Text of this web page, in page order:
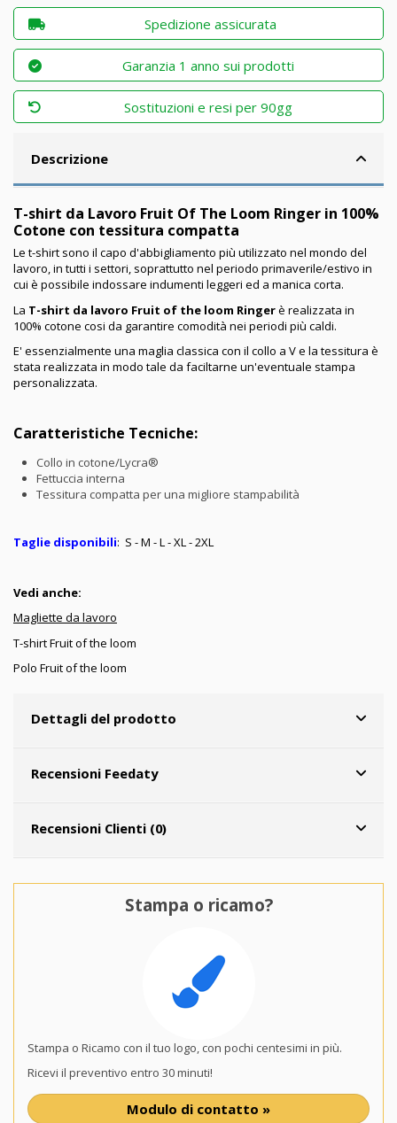
Spedizione assicurata
Garanzia 1 anno sui prodotti
Sostituzioni e resi per 90gg
Descrizione
T-shirt da Lavoro Fruit Of The Loom Ringer in 100%
Cotone con tessitura compatta
Le t-shirt sono il capo d'abbigliamento più utilizzato nel mondo del
lavoro, in tutti i settori, soprattutto nel periodo primaverile/estivo in
cui è possibile indossare indumenti leggeri ed a manica corta.
La T-shirt da lavoro Fruit of the loom Ringerè realizzata in
100% cotone cosi da garantire comodità nei periodi più caldi.
E' essenzialmente una maglia classica con il collo a V e la tessitura è
stata realizzata in modo tale da faciltarne un'eventuale stampa
personalizzata.
Caratteristiche Tecniche:
Collo in cotone/Lycra®
Fettuccia interna
Tessitura compatta per una migliore stampabilità
Taglie disponibili: S - M - L - XL - 2XL
Vedi anche:
Magliette da lavoro
T-shirt Fruit of the loom
Polo Fruit of the loom
Dettagli del prodotto
Recensioni Feedaty
Recensioni Clienti (0)
Stampa o ricamo?
Stampa o Ricamo con il tuo logo, con pochi centesimi in più.
Ricevi il preventivo entro 30 minuti!
Modulo di contatto »